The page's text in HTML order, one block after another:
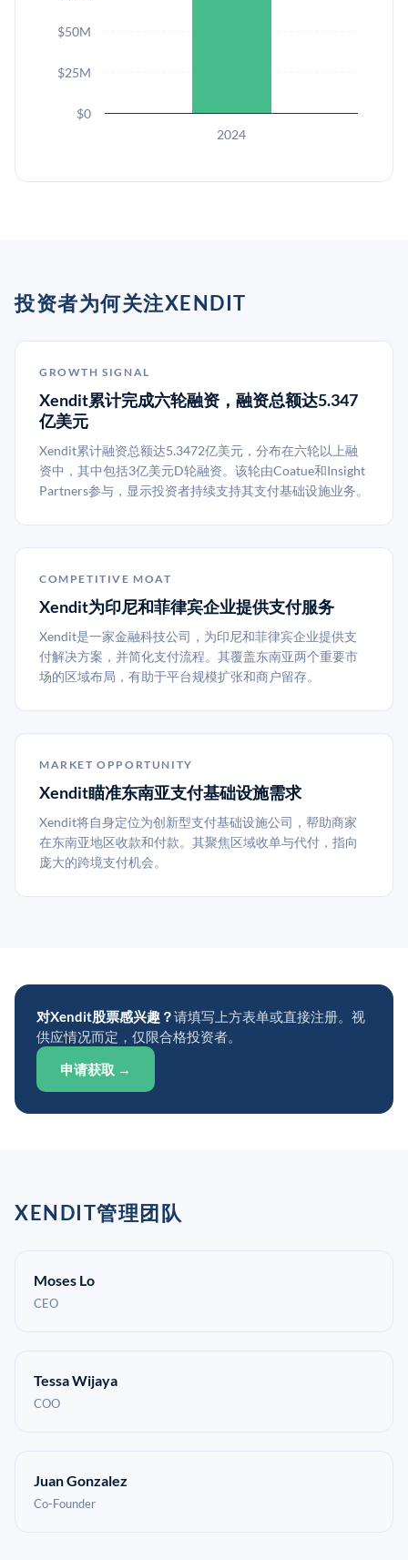
2024
$0
$25M
$50M
投资者为何关注XENDIT
GROWTH SIGNAL
Xendit累计完成六轮融资，融资总额达5.347
亿美元
Xendit累计融资总额达5.3472亿美元，分布在六轮以上融
资中，其中包括3亿美元D轮融资。该轮由Coatue和Insight
Partners参与，显示投资者持续支持其支付基础设施业务。
COMPETITIVE MOAT
Xendit为印尼和菲律宾企业提供支付服务
Xendit是一家金融科技公司，为印尼和菲律宾企业提供支
付解决方案，并简化支付流程。其覆盖东南亚两个重要市
场的区域布局，有助于平台规模扩张和商户留存。
MARKET OPPORTUNITY
Xendit瞄准东南亚支付基础设施需求
Xendit将自身定位为创新型支付基础设施公司，帮助商家
在东南亚地区收款和付款。其聚焦区域收单与代付，指向
庞大的跨境支付机会。
对Xendit股票感兴趣？请填写上方表单或直接注册。视
供应情况而定，仅限合格投资者。
申请获取 →
XENDIT管理团队
Moses Lo
CEO
Tessa Wijaya
COO
Juan Gonzalez
Co-Founder